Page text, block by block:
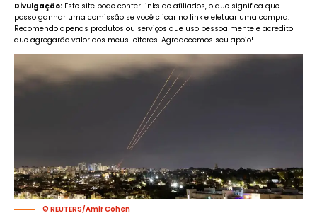
Divulgação: Este site pode conter links de afiliados, o que significa que
posso ganhar uma comissão se você clicar no link e efetuar uma compra.
Recomendo apenas produtos ou serviços que uso pessoalmente e acredito
que agregarão valor aos meus leitores. Agradecemos seu apoio!
© REUTERS/Amir Cohen